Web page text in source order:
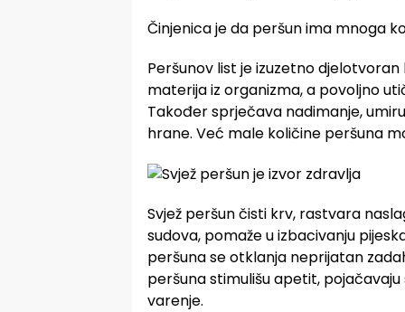
Činjenica je da peršun ima mnoga
Peršunov list je izuzetno
materija iz organizma, a povoljno
Također sprječava nadimanje,
hrane. Već male količine peršuna
Svjež peršun čisti krv, rastvara
sudova, pomaže u izbacivanju
peršuna se otklanja neprijatan
peršuna stimulišu apetit,
varenje.